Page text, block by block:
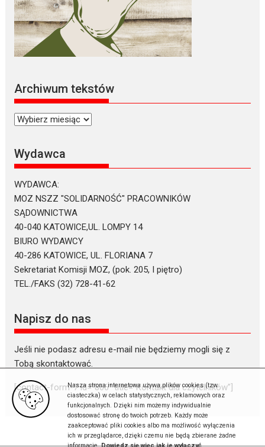
Nasza strona internetowa używa plików cookies (tzw.
ciasteczka) w celach statystycznych, reklamowych oraz
funkcjonalnych. Dzięki nim możemy indywidualnie
dostosować stronę do twoich potrzeb. Każdy może
zaakceptować pliki cookies albo ma możliwość wyłączenia
ich w przeglądarce, dzięki czemu nie będą zbierane żadne
Archiwum tekstów
Archiwum
Wydawca
WYDAWCA:
MOZ NSZZ "SOLIDARNOŚĆ" PRACOWNIKÓW
SĄDOWNICTWA
40-040 KATOWICE,UL. LOMPY 14
BIURO WYDAWCY
40-286 KATOWICE, UL. FLORIANA 7
Sekretariat Komisji MOZ, (pok. 205, I piętro)
TEL./FAKS (32) 728-41-62
Napisz do nas
Jeśli nie podasz adresu e-mail nie będziemy mogli się z
Tobą skontaktować.
[contact-form-7 id=”866″ title=”Kontakt dla czytelników”]